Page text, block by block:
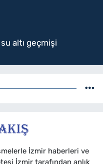
altı geçmişi
İzmir haberleri ve
İzmir tarafından anlık